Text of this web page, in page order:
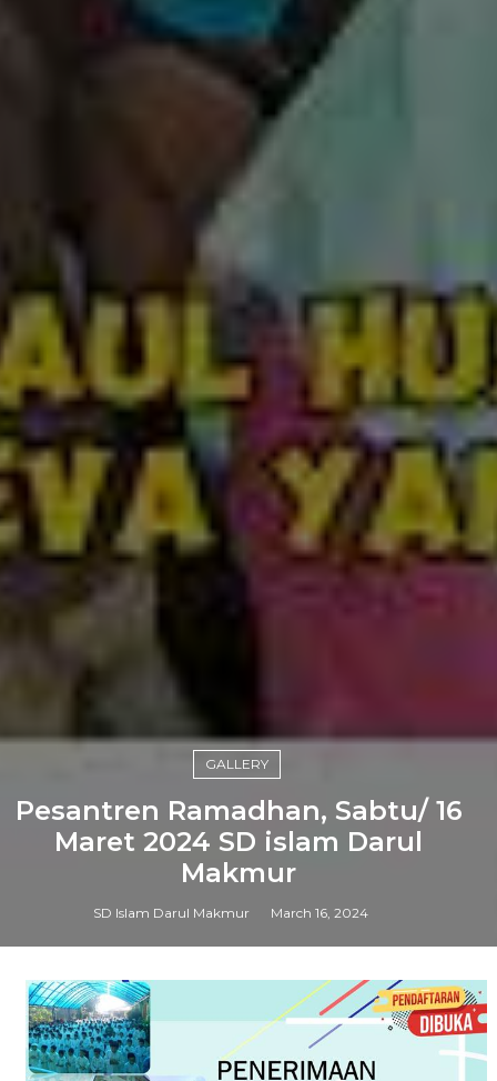
GALLERY
Pesantren Ramadhan, Sabtu/ 16
Maret 2024 SD islam Darul
Makmur
SD Islam Darul Makmur March 16, 2024